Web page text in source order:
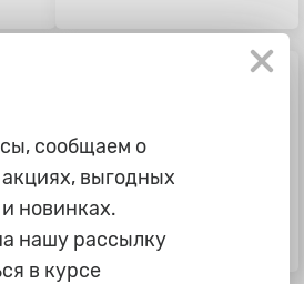
Kia,
185 ₽
Коврик на панель приборов
Datsun, квадратный
сообщаем о
выгодных
новинках.
нашу рассылку
в курсе